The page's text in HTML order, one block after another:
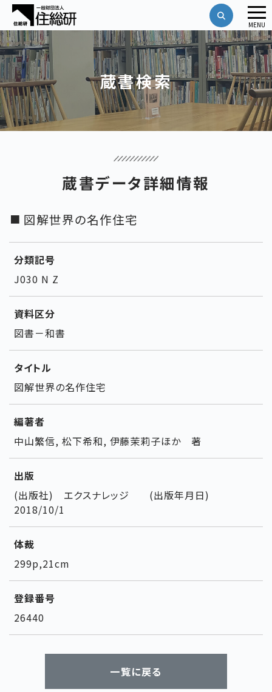
蔵書検索
蔵書データ詳細情報
図解世界の名作住宅
分類記号
J030 N Z
資料区分
図書－和書
タイトル
図解世界の名作住宅
編著者
中山繁信, 松下希和, 伊藤茉莉子ほか 著
出版
(出版社) エクスナレッジ (出版年月日)
2018/10/1
体裁
299p,21cm
登録番号
26440
一覧に戻る
メ
ニ
ュ
ー
MENU